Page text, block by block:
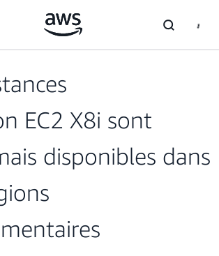
EC2 X8i sont
disponibles dans